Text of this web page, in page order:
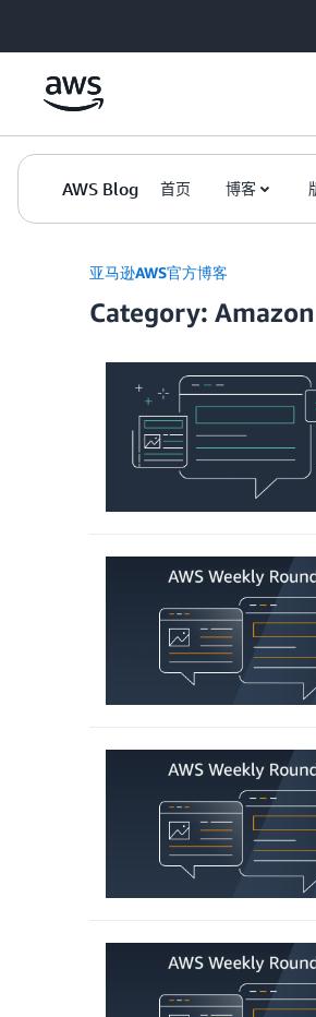
AWS Blog 首页 博客
亚马逊AWS官方博客
Category: